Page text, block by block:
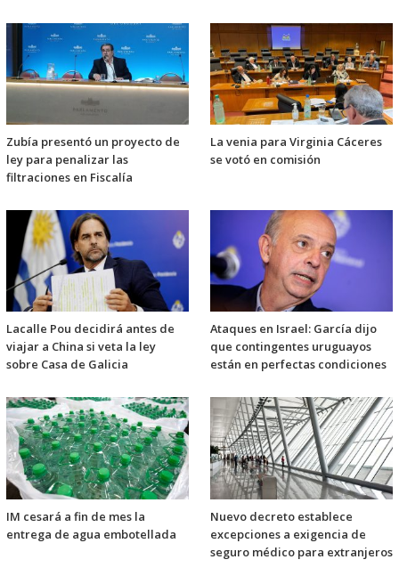
Zubía presentó un proyecto de
ley para penalizar las
filtraciones en Fiscalía
La venia para Virginia Cáceres
se votó en comisión
Lacalle Pou decidirá antes de
viajar a China si veta la ley
sobre Casa de Galicia
Ataques en Israel: García dijo
que contingentes uruguayos
están en perfectas condiciones
IM cesará a fin de mes la
entrega de agua embotellada
Nuevo decreto establece
excepciones a exigencia de
seguro médico para extranjeros